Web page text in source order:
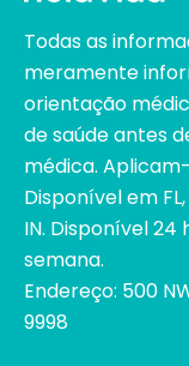
Todas as
meramente
orientação
de saúde antes
médica.
Disponível em FL,
IN. Disponível 24
semana.
Endereço: 500
9998